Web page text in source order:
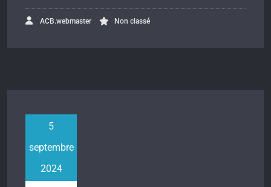
ACB.webmaster Non classé
5
septembre
2024